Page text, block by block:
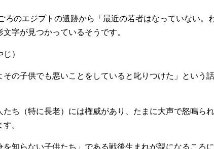
ろのエジプトの遺跡から「最近の若者はなっていない。
字が見つかっているそうです。
）
その子供でも悪いことをしていると叱りつけた」という話
ち（特に長老）には権威があり、たまに大声で怒鳴ら
。
知らない子供たち」である戦後生まれが親になるころに